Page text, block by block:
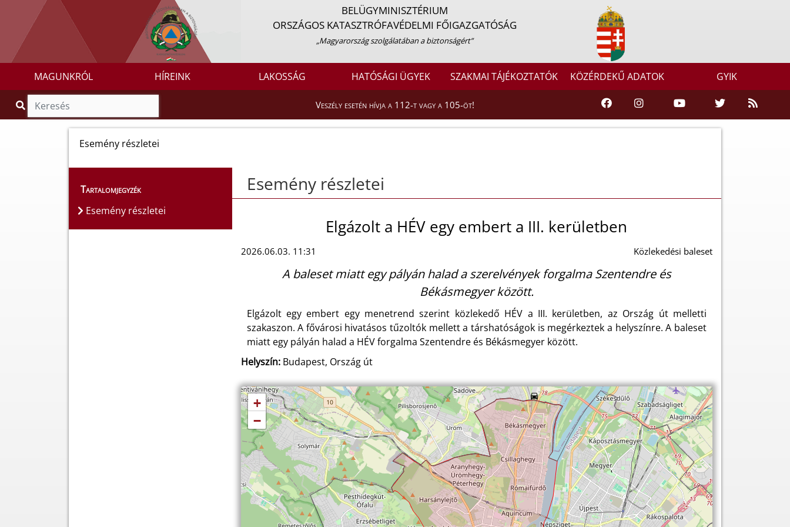
BELÜGYMINISZTÉRIUM
ORSZÁGOS KATASZTRÓFAVÉDELMI FŐIGAZGATÓSÁG
„Magyarország szolgálatában a biztonságért”
MAGUNKRÓL HÍREINK LAKOSSÁG HATÓSÁGI ÜGYEK SZAKMAI TÁJÉKOZTATÓK KÖZÉRDEKŰ ADATOK GYIK
Veszély esetén hívja a 112-t vagy a 105-öt!
Esemény részletei
Tartalomjegyzék
Esemény részletei
Esemény részletei
Elgázolt a HÉV egy embert a III. kerületben
2026.06.03. 11:31 Közlekedési baleset
A baleset miatt egy pályán halad a szerelvények forgalma Szentendre és
Békásmegyer között.
Elgázolt egy embert egy menetrend szerint közlekedő HÉV a III. kerületben, az Ország út melletti
szakaszon. A fővárosi hivatásos tűzoltók mellett a társhatóságok is megérkeztek a helyszínre. A baleset
miatt egy pályán halad a HÉV forgalma Szentendre és Békásmegyer között.
Helyszín:Budapest, Ország út
+
−